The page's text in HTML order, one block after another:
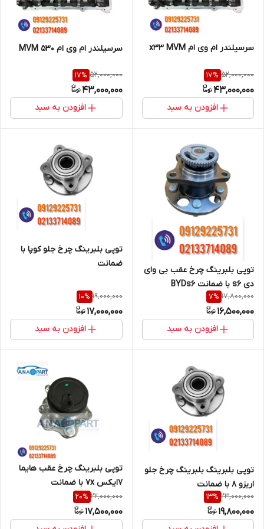
سرسیلندر ام وی ام x33 MVM
52,000,000
17%
43,000,000
افزودن به سبد
سرسیلندر ام وی ام 530 MVM
52,000,000
17%
43,000,000
افزودن به سبد
توپی بلبرینگ چرخ عقب بی وای
دی s6 با ضمانت BYDs6
17,800,000
7%
16,500,000
افزودن به سبد
توپی بلبرینگ چرخ جلو کوپا با
ضمانت
19,000,000
10%
17,000,000
افزودن به سبد
توپی بلبرینگ بلبرینگ چرخ جلو
اریزو ۸ با ضمانت
23,000,000
13%
19,800,000
توپی بلبرینگ چرخ عقب هایما
7ایکس 7x با ضمانت
22,000,000
20%
17,500,000